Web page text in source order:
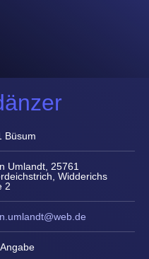
Büsum
Umlandt, 25761
Widderichs
2